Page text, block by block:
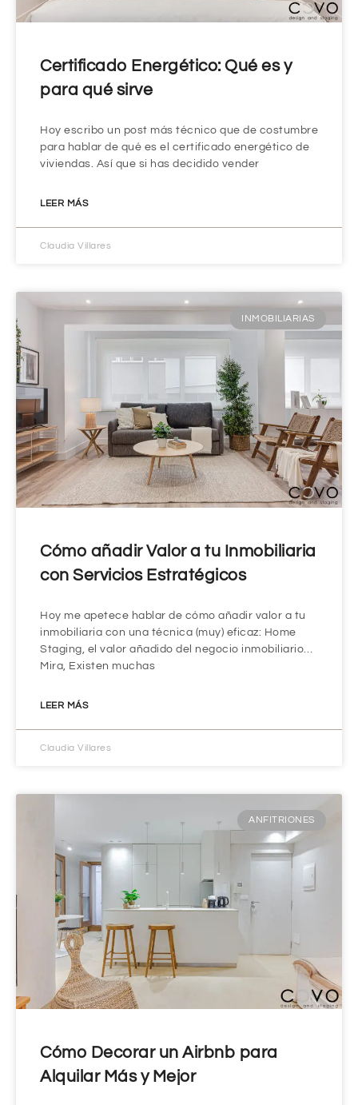
Certificado Energético: Qué es y
para qué sirve
Hoy escribo un post más técnico que de costumbre
para hablar de qué es el certificado energético de
viviendas. Así que si has decidido vender
LEER MÁS
Claudia Villares
INMOBILIARIAS
Cómo añadir Valor a tu Inmobiliaria
con Servicios Estratégicos
Hoy me apetece hablar de cómo añadir valor a tu
inmobiliaria con una técnica (muy) eficaz: Home
Staging, el valor añadido del negocio inmobiliario…
Mira, Existen muchas
LEER MÁS
Claudia Villares
ANFITRIONES
Cómo Decorar un Airbnb para
Alquilar Más y Mejor